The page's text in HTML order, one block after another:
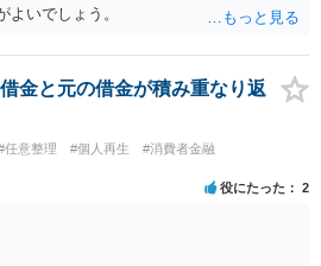
いでしょう。
金と元の借金が積み重なり返
任意整理 #個人再生
#消費者金融
役にたった 2